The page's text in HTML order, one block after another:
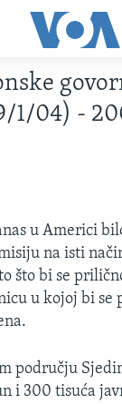
DRŽAVE
1/04) -
u Americi
na isti
što bi se
u kojoj bi se
području
i 300 tisuća